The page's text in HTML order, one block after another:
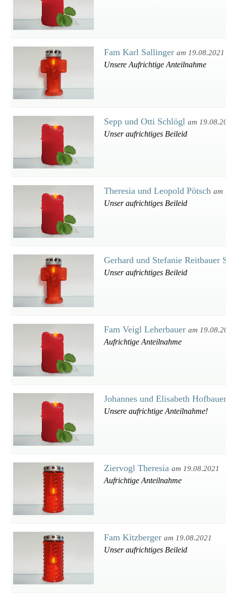
Fam Karl Sallinger am 19.08.2021
Unsere Aufrichtige Anteilnahme
Sepp und Otti Schlögl am
Unser aufrichtiges Beileid
Theresia und Leopold Pötsch am
Unser aufrichtiges Beileid
Gerhard und Stefanie Reitbauer
Unser aufrichtiges Beileid
Fam Veigl Leherbauer am
Aufrichtige Anteilnahme
Johannes und Elisabeth
Unsere aufrichtige Anteilnahme!
Ziervogl Theresia am 19.08.2021
Aufrichtige Anteilnahme
Fam Kitzberger am 19.08.2021
Unser aufrichtiges Beileid